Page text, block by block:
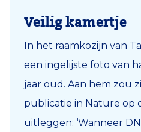
Veilig kamertje
In het raamkozijn van
een ingelijste foto van
jaar oud. Aan hem zou
publicatie in Nature op
uitleggen: ‘Wanneer